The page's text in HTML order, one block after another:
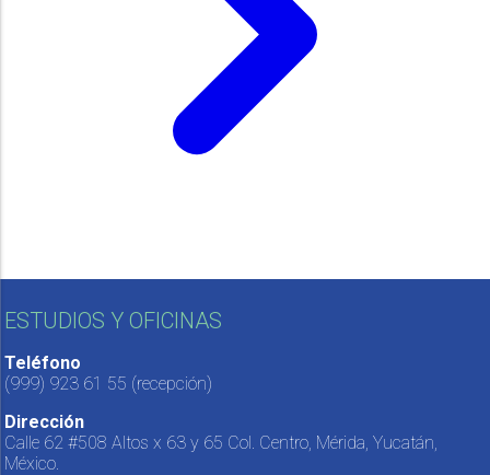
ESTUDIOS Y OFICINAS
Teléfono
(999) 923 61 55 (recepción)
Dirección
Calle 62 #508 Altos x 63 y 65 Col. Centro, Mérida, Yucatán,
México.